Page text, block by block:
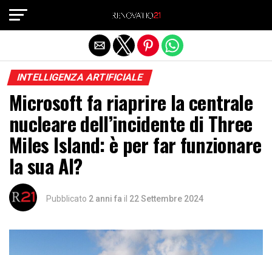
INTELLIGENZA ARTIFICIALE
Microsoft fa riaprire la centrale
nucleare dell’incidente di Three
Miles Island: è per far funzionare
la sua AI?
Pubblicato 2 anni fa il 22 Settembre 2024
Exit mobile version